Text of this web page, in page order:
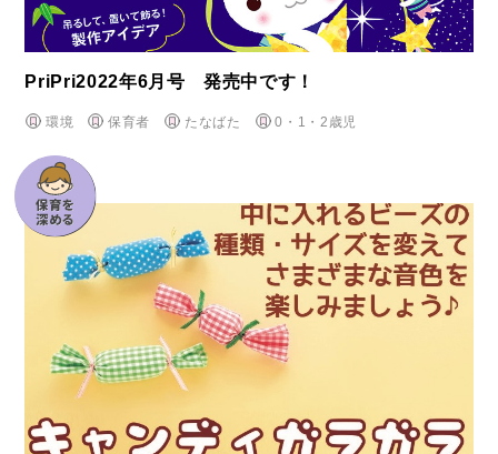
PriPri2022年6月号 発売中です！
環境 保育者 たなばた 0・1・2歳児